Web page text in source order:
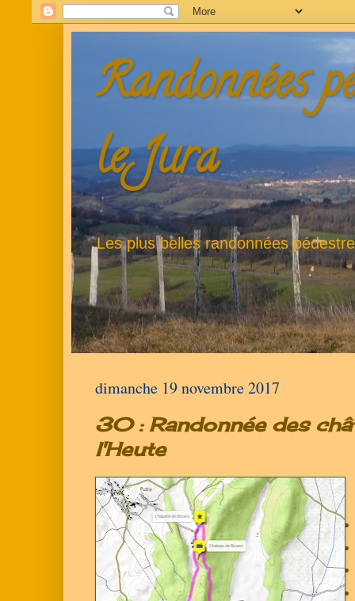
Randonnées
le Jura
Les plus belles randonnées
dimanche 19 novembre 2017
30 : Randonnée des
l'Heute